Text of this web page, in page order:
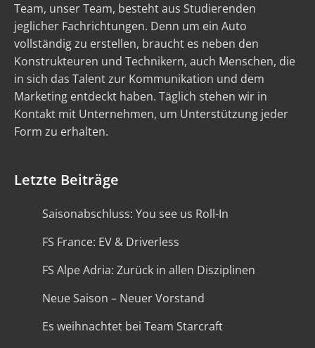
Team, unser Team, besteht aus Studierenden
jeglicher Fachrichtungen. Denn um ein Auto
vollständig zu erstellen, braucht es neben den
Konstrukteuren und Technikern, auch Menschen, die
in sich das Talent zur Kommunikation und dem
Marketing entdeckt haben. Täglich stehen wir in
Kontakt mit Unternehmen, um Unterstützung jeder
Form zu erhalten.
Letzte Beiträge
Saisonabschluss: You see us Roll-In
FS France: EV & Driverless
FS Alpe Adria: Zurück in allen Disziplinen
Neue Saison – Neuer Vorstand
Es weihnachtet bei Team Starcraft